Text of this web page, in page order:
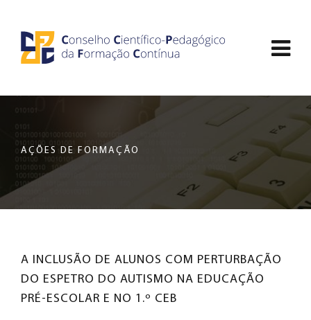
conteúdo
da
-
CONSELHO
CIENTÍFICO-
PEDAGÓGICO
DA
CONTÍNUA
de
AÇÕES DE FORMAÇÃO
A INCLUSÃO DE ALUNOS COM PERTURBAÇÃO
DO ESPETRO DO AUTISMO NA EDUCAÇÃO
PRÉ-ESCOLAR E NO 1.º CEB